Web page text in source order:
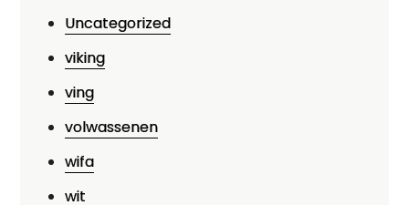
Uncategorized
viking
ving
volwassenen
wifa
wit